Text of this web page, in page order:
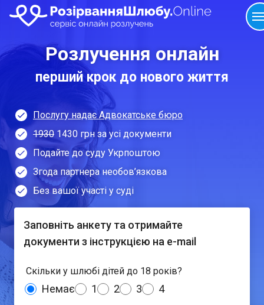
Розлучення онлайн
перший крок до нового життя
Послугу надає Адвокатське бюро
1930 1430 грн за усі документи
Подайте до суду Укрпоштою
Згода партнера необов’язкова
Без вашої участі у суді
Заповніть анкету та отримайте
документи з інструкцією на e-mail
Скільки у шлюбі дітей до 18 років?
Немає 1 2 3 4